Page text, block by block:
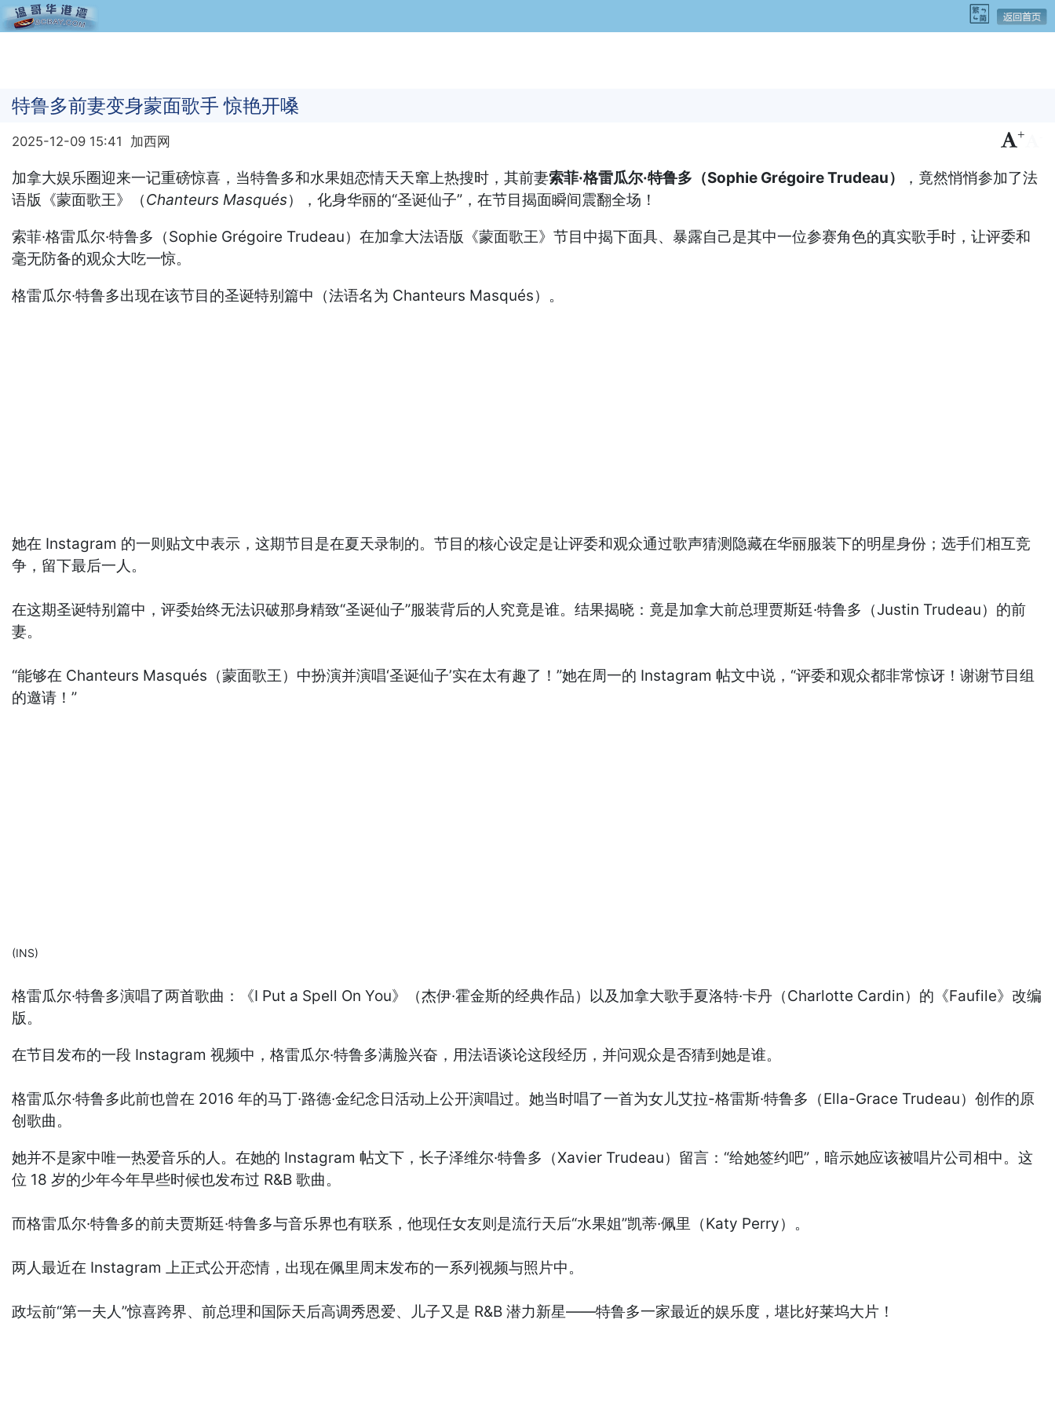
特鲁多前妻变身蒙面歌手 惊艳开嗓
2025-12-09 15:41 加西网 +
加拿大娱乐圈迎来一记重磅惊喜，当特鲁多和水果姐恋情天天窜上热搜时，其前妻索菲·格雷瓜尔·特鲁多（Sophie Grégoire Trudeau）
，竟然悄悄参加了法
语版 《蒙面歌王》 （Chanteurs Masqués），化身华丽的“圣诞仙子”，在节目揭面瞬间震翻全场！
索菲·格雷瓜尔·特鲁多（Sophie Grégoire Trudeau）在加拿大法语版《蒙面歌王》节目中揭下面具、暴露自己是其中一位参赛角色的真实歌手时，让评委和
毫无防备的观众大吃一惊。
格雷瓜尔·特鲁多出现在该节目的圣诞特别篇中（法语名为 Chanteurs Masqués）。
她在 Instagram 的一则贴文中表示，这期节目是在夏天录制的。节目的核心设定是让评委和观众通过歌声猜测隐藏在华丽服装下的明星身份；选手们相互竞
争，留下最后一人。
在这期圣诞特别篇中，评委始终无法识破那身精致“圣诞仙子”服装背后的人究竟是谁。结果揭晓：竟是加拿大前总理贾斯廷·特鲁多（Justin Trudeau）的前
妻。
“能够在 Chanteurs Masqués（蒙面歌王）中扮演并演唱‘圣诞仙子’实在太有趣了！”她在周一的 Instagram 帖文中说，“评委和观众都非常惊讶！谢谢节目组
的邀请！”
(INS)
格雷瓜尔·特鲁多演唱了两首歌曲：《I Put a Spell On You》（杰伊·霍金斯的经典作品）以及加拿大歌手夏洛特·卡丹（Charlotte Cardin）的《Faufile》改编
版。
在节目发布的一段 Instagram 视频中，格雷瓜尔·特鲁多满脸兴奋，用法语谈论这段经历，并问观众是否猜到她是谁。
格雷瓜尔·特鲁多此前也曾在 2016 年的马丁·路德·金纪念日活动上公开演唱过。她当时唱了一首为女儿艾拉-格雷斯·特鲁多（Ella-Grace Trudeau）创作的原
创歌曲。
她并不是家中唯一热爱音乐的人。在她的 Instagram 帖文下，长子泽维尔·特鲁多（Xavier Trudeau）留言：“给她签约吧”，暗示她应该被唱片公司相中。这
位 18 岁的少年今年早些时候也发布过 R&B 歌曲。
而格雷瓜尔·特鲁多的前夫贾斯廷·特鲁多与音乐界也有联系，他现任女友则是流行天后“水果姐”凯蒂·佩里（Katy Perry）。
两人最近在 Instagram 上正式公开恋情，出现在佩里周末发布的一系列视频与照片中。
政坛前“第一夫人”惊喜跨界、前总理和国际天后高调秀恩爱、儿子又是 R&B 潜力新星——特鲁多一家最近的娱乐度，堪比好莱坞大片！